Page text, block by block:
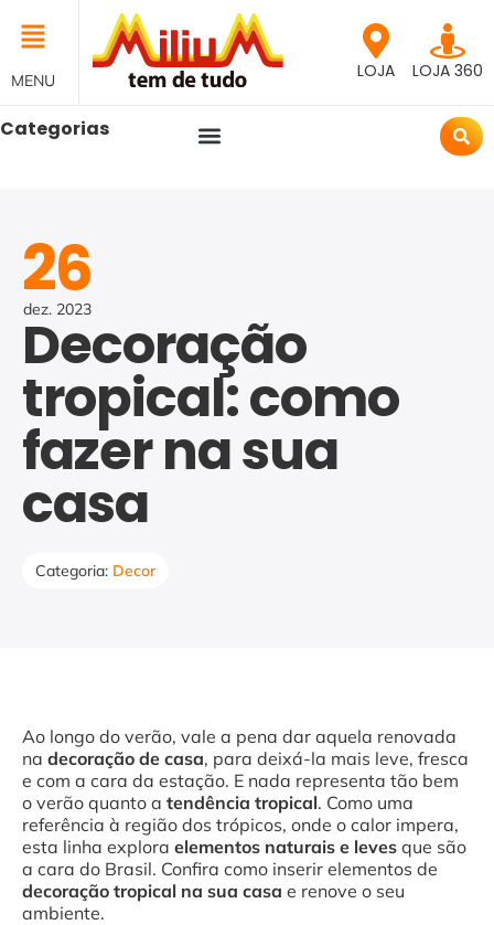
MENU LOJA LOJA 360
Categorias
26
dez. 2023
Decoração
tropical: como
fazer na sua
casa
Categoria: Decor
Ao longo do verão, vale a pena dar aquela renovada
na decoração de casa, para deixá-la mais leve, fresca
e com a cara da estação. E nada representa tão bem
o verão quanto a tendência tropical. Como uma
referência à região dos trópicos, onde o calor impera,
esta linha explora elementos naturais e leves que são
a cara do Brasil. Confira como inserir elementos de
decoração tropical na sua casa e renove o seu
ambiente.